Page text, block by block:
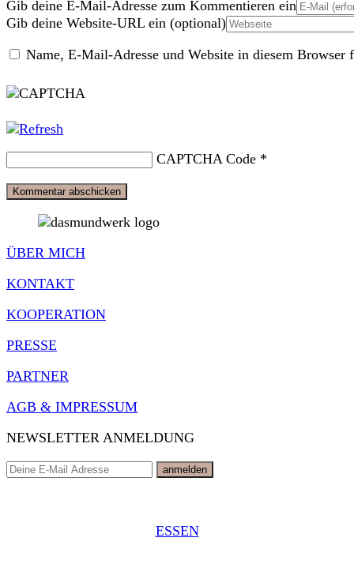
Gib deine E-Mail-Adresse zum Kommentieren ein
Gib deine Website-URL ein (optional)
Name, E-Mail-Adresse und Website in diesem Browser
CAPTCHA Code *
ÜBER MICH
KONTAKT
KOOPERATION
PRESSE
PARTNER
AGB & IMPRESSUM
NEWSLETTER ANMELDUNG
ESSEN